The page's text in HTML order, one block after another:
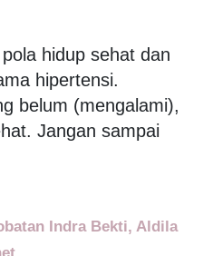
hidup sehat dan
hipertensi.
belum (mengalami),
Jangan sampai
Indra Bekti, Aldila